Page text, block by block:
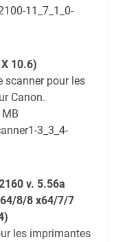
11_7_1_0-
10.6)
scanner pour les
Canon.
3_3_4-
v. 5.56a
8/8 x64/7/7
les imprimantes